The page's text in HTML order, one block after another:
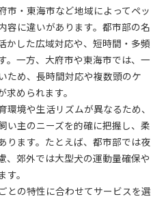
市・東海市など地域によってペッ
容に違いがあります。都市部の名
かした広域対応や、短時間・多頻
。一方、大府市や東海市では、一
ため、長時間対応や複数頭のケ
められます。
境や生活リズムが異なるため、
い主のニーズを的確に把握し、柔
ります。たとえば、都市部では夜
、郊外では大型犬の運動量確保や
。
との特性に合わせてサービスを選